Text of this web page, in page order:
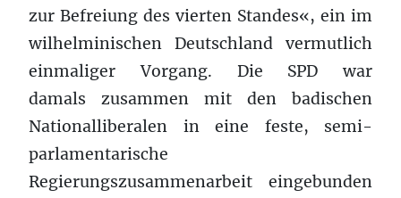
zur Befreiung des vierten Standes«, ein im
wilhelminischen Deutschland vermutlich
einmaliger Vorgang. Die SPD war
damals zusammen mit den badischen
Nationalliberalen in eine feste, semi-
parlamentarische
Regierungszusammenarbeit eingebunden